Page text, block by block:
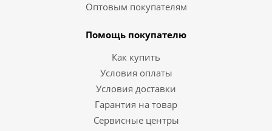
Оптовым покупателям
Помощь покупателю
Как купить
Условия оплаты
Условия доставки
Гарантия на товар
Сервисные центры